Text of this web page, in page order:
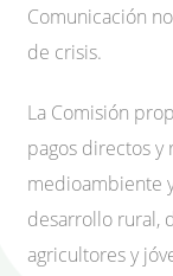
Comunicación
de crisis.
La Comisión
pagos directos
medioambiente
desarrollo rural,
agricultores y